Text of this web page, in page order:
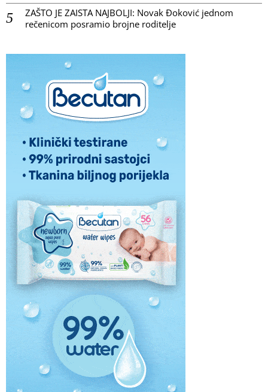
ZAŠTO JE ZAISTA NAJBOLJI: Novak Đoković jednom
rečenicom posramio brojne roditelje